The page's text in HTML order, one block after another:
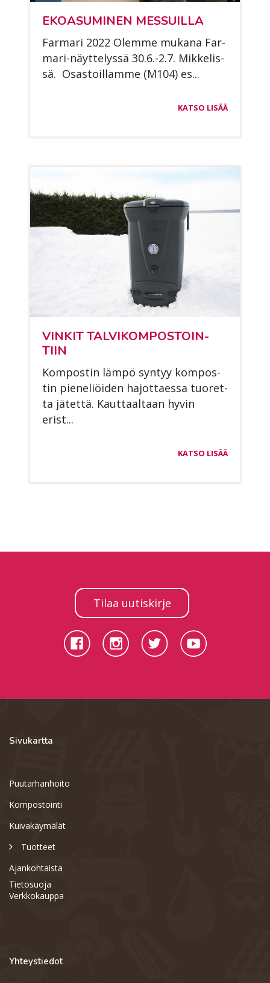
EKOA­SU­MI­NEN MES­SUIL­LA
Far­ma­ri 2022 Olem­me mu­ka­na Far­
ma­ri-näyt­te­lys­sä 30.6.-2.7. Mik­ke­lis­
sä. Osas­toil­lam­me (M104) es...
KATSO LISÄÄ
VIN­KIT TAL­VI­KOM­POS­TOIN­
TIIN
Kom­pos­tin läm­pö syn­tyy kom­pos­
tin pie­ne­liöi­den ha­jot­taes­sa tuo­ret­
ta jä­tet­tä. Kaut­taal­taan hy­vin
erist...
KATSO LISÄÄ
Tilaa uutiskirje
Sivukartta
Puutarhanhoito
Kompostointi
Kuivakäymälät
Tuotteet
Ajankohtaista
Tietosuoja
Verkkokauppa
Yhteystiedot